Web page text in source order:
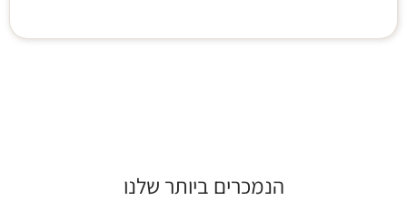
הנמכרים ביותר שלנו